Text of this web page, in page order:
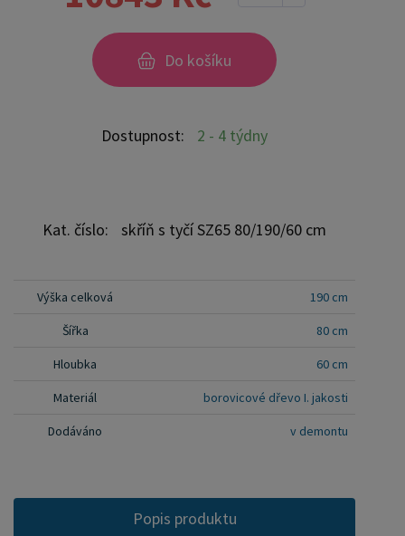
praktickým řešením pro vaši garderobu, ale také
stylovým prvkem, který oživí vaši ložnici nebo
kombinovat s námi nabízenými postelemi, nočními
příplatek 30% Výběr příplatkového odstínu uveďte
do poznámky v objednávce.
Do košíku
Dostupnost: 2 - 4 týdny
Kat. číslo: skříň s tyčí SZ65 80/190/60 cm
Výška celková 190 cm
Šířka 80 cm
Hloubka 60 cm
Materiál borovicové dřevo I. jakosti
Dodáváno v demontu
Popis produktu